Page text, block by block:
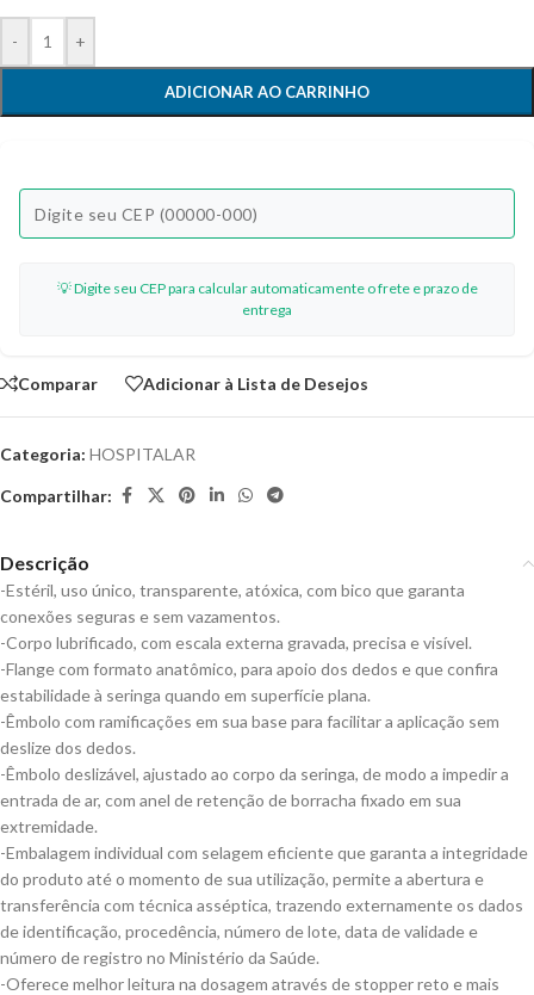
- +
ADICIONAR AO CARRINHO
💡 Digite seu CEP para calcular automaticamente o frete e prazo de
entrega
Comparar Adicionar à Lista de Desejos
Categoria: HOSPITALAR
Compartilhar:
Descrição
-Estéril, uso único, transparente, atóxica, com bico que garanta
conexões seguras e sem vazamentos.
-Corpo lubrificado, com escala externa gravada, precisa e visível.
-Flange com formato anatômico, para apoio dos dedos e que confira
estabilidade à seringa quando em superfície plana.
-Êmbolo com ramificações em sua base para facilitar a aplicação sem
deslize dos dedos.
-Êmbolo deslizável, ajustado ao corpo da seringa, de modo a impedir a
entrada de ar, com anel de retenção de borracha fixado em sua
extremidade.
-Embalagem individual com selagem eficiente que garanta a integridade
do produto até o momento de sua utilização, permite a abertura e
transferência com técnica asséptica, trazendo externamente os dados
de identificação, procedência, número de lote, data de validade e
número de registro no Ministério da Saúde.
-Oferece melhor leitura na dosagem através de stopper reto e mais